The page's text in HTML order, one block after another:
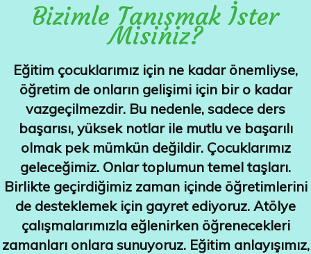
Bizimle Tanışmak İster
Misiniz?
Eğitim çocuklarımız için ne kadar önemliyse,
öğretim de onların gelişimi için bir o kadar
vazgeçilmezdir. Bu nedenle, sadece ders
başarısı, yüksek notlar ile mutlu ve başarılı
olmak pek mümkün değildir. Çocuklarımız
geleceğimiz. Onlar toplumun temel taşları.
Birlikte geçirdiğimiz zaman içinde öğretimlerini
de desteklemek için gayret ediyoruz. Atölye
çalışmalarımızla eğlenirken öğrenecekleri
zamanları onlara sunuyoruz. Eğitim anlayışımız,